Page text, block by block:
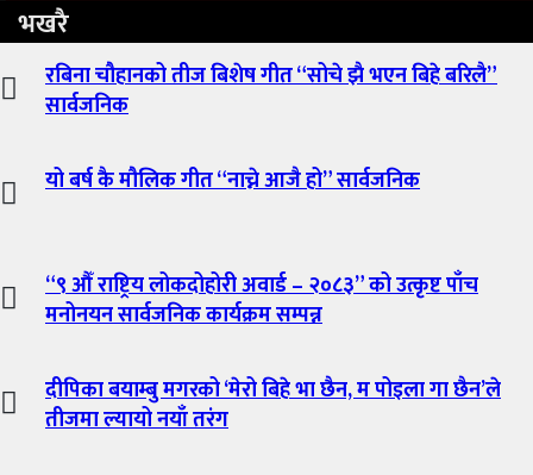
भखरै
रबिना चौहानको तीज बिशेष गीत “सोचे झै भएन बिहे बरिलै”
सार्वजनिक
यो बर्ष कै मौलिक गीत “नाच्ने आजै हो” सार्वजनिक
“९ औँ राष्ट्रिय लोकदोहोरी अवार्ड – २०८३” को उत्कृष्ट पाँच
मनोनयन सार्वजनिक कार्यक्रम सम्पन्न
दीपिका बयाम्बु मगरको ‘मेरो बिहे भा छैन, म पोइला गा छैन’ले
तीजमा ल्यायो नयाँ तरंग